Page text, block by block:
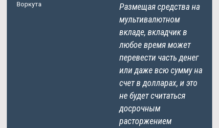
Воркута
Размещая средства на
мультивалютном
вкладе, вкладчик в
любое время может
перевести часть денег
или даже всю сумму на
счет в долларах, и это
не будет считаться
досрочным
расторжением